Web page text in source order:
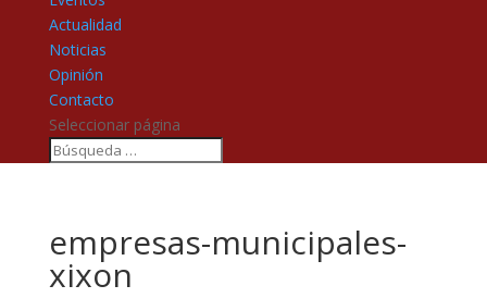
Actualidad
Noticias
Opinión
Contacto
Seleccionar página
empresas-municipales-
xixon